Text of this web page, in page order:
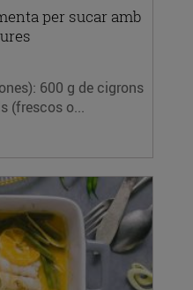
per sucar amb
600 g de cigrons
(frescos o...